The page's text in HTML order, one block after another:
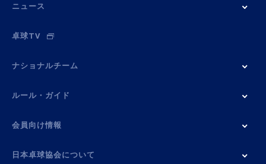
ニュース
卓球TV
ナショナルチーム
ルール・ガイド
会員向け情報
日本卓球協会について